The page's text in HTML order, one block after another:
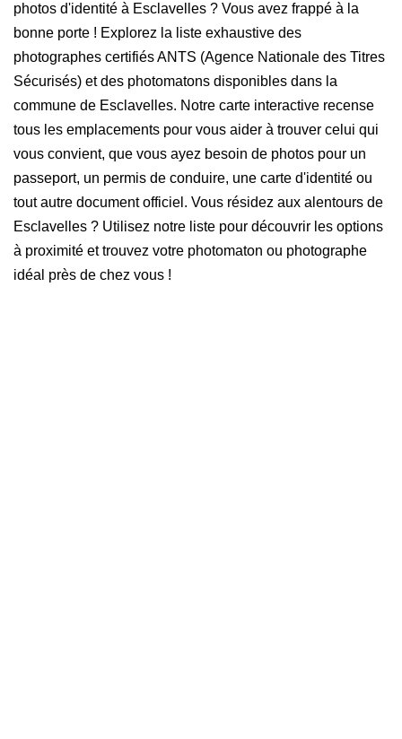
photos d'identité à Esclavelles ? Vous avez frappé à la
bonne porte ! Explorez la liste exhaustive des
photographes certifiés ANTS (Agence Nationale des Titres
Sécurisés) et des photomatons disponibles dans la
commune de Esclavelles. Notre carte interactive recense
tous les emplacements pour vous aider à trouver celui qui
vous convient, que vous ayez besoin de photos pour un
passeport, un permis de conduire, une carte d'identité ou
tout autre document officiel. Vous résidez aux alentours de
Esclavelles ? Utilisez notre liste pour découvrir les options
à proximité et trouvez votre photomaton ou photographe
idéal près de chez vous !